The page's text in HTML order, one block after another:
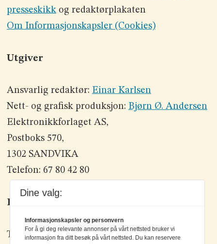
presseskikkog redaktørplakaten
Om Informasjonskapsler (Cookies)
Utgiver
Ansvarlig redaktør: Einar Karlsen
Nett- og grafisk produksjon: Bjørn Ø. Andersen
Elektronikkforlaget AS,
Postboks 570,
1302 SANDVIKA
Telefon: 67 80 42 80
Kontakt oss
Tlf: +47 67 80 42 80
Dine valg:
Informasjonskapsler og personvern
For å gi deg relevante annonser på vårt nettsted bruker vi
informasjon fra ditt besøk på vårt nettsted. Du kan reservere